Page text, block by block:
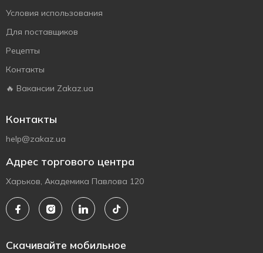
Условия использования
Для поставщиков
Рецепты
Контакты
🔥 Вакансии Zakaz.ua
Контакты
help@zakaz.ua
Адрес торгового центра
Харьков, Академика Павлова 120
Скачивайте мобильное